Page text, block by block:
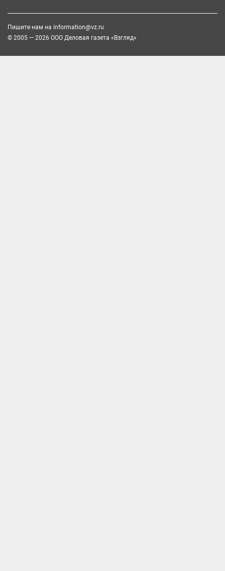
Пишите нам на information@vz.ru
© 2005 — 2026 ООО Деловая газета «Взгляд»